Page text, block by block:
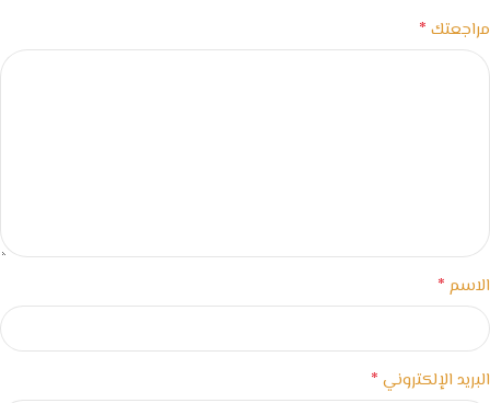
مراجعتك *
الاسم *
البريد الإلكتروني *